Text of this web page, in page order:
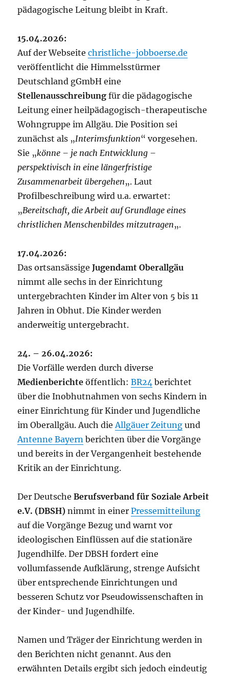
pädagogische Leitung bleibt in Kraft.
15.04.2026:
Auf der Webseitechristliche-jobboerse.de
veröffentlicht die Himmelsstürmer
Deutschland gGmbH eine
Stellenausschreibung für die pädagogische
Leitung einer heilpädagogisch-therapeutische
Wohngruppe im Allgäu. Die Position sei
zunächst als „Interimsfunktion“ vorgesehen.
Sie „könne – je nach Entwicklung –
perspektivisch in eine längerfristige
Zusammenarbeit übergehen„. Laut
Profilbeschreibung wird u.a. erwartet:
„Bereitschaft, die Arbeit auf Grundlage eines
christlichen Menschenbildes mitzutragen„.
17.04.2026:
Das ortsansässigeJugendamt Oberallgäu
nimmt alle sechs in der Einrichtung
untergebrachten Kinder im Alter von 5 bis 11
Jahren in Obhut. Die Kinder werden
anderweitig untergebracht.
24. – 26.04.2026:
Die Vorfälle werden durch diverse
Medienberichte öffentlich:BR24 berichtet
über die Inobhutnahmen von sechs Kindern in
einer Einrichtung für Kinder und Jugendliche
im Oberallgäu. Auch die Allgäuer Zeitung und
Antenne Bayern berichten über die Vorgänge
und bereits in der Vergangenheit bestehende
Kritik an der Einrichtung.
Der DeutscheBerufsverband für Soziale Arbeit
e.V. (DBSH)nimmt in einerPressemitteilung
auf die Vorgänge Bezug und warnt vor
ideologischen Einflüssen auf die stationäre
Jugendhilfe. Der DBSH fordert eine
vollumfassende Aufklärung, strenge Aufsicht
über entsprechende Einrichtungen und
besseren Schutz vor Pseudowissenschaften in
der Kinder- und Jugendhilfe.
Namen und Träger der Einrichtung werden in
den Berichten nicht genannt. Aus den
erwähnten Details ergibt sich jedoch eindeutig